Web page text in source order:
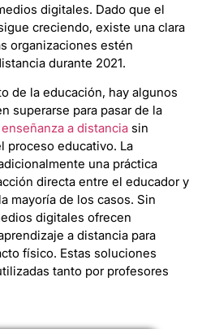
digitales. Dado que el
creciendo, existe una clara
organizaciones estén
durante 2021.
de la educación, hay algunos
superarse para pasar de la
enseñanza a distancia sin
proceso educativo. La
una práctica
directa entre el educador y
mayoría de los casos. Sin
digitales ofrecen
a distancia para
físico. Estas soluciones
tanto por profesores